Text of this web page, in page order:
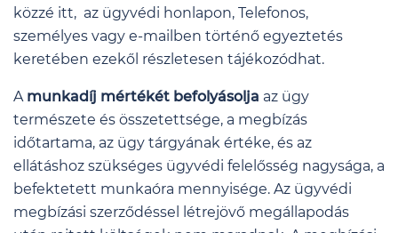
közzé itt, az ügyvédi honlapon, Telefonos,
személyes vagy e-mailben történő egyeztetés
keretében ezekől részletesen tájékozódhat.
A munkadíj mértékét befolyásolja az ügy
természete és összetettsége, a megbízás
időtartama, az ügy tárgyának értéke, és az
ellátáshoz szükséges ügyvédi felelősség nagysága, a
befektetett munkaóra mennyisége. Az ügyvédi
megbízási szerződéssel létrejövő megállapodás